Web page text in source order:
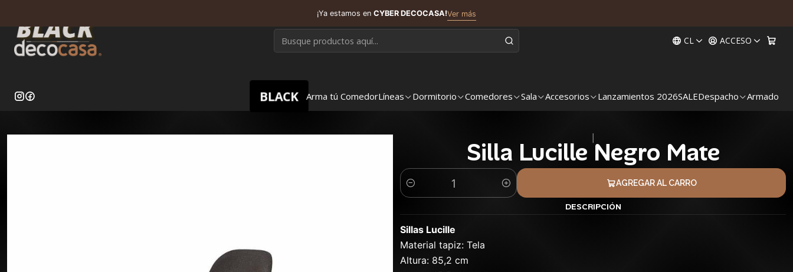
CL ACCESO
BLACK Arma tú ComedorLíneas Dormitorio Comedores Sala Accesorios Lanzamientos 2026SALEDespacho Armado
¡Ya estamos en CYBER DECOCASA!Ver más
Silla Lucille Negro Mate
Cantidad
AGREGAR AL CARRO
DESCRIPCIÓN
Sillas Lucille
Material tapiz: Tela
Altura: 85,2 cm